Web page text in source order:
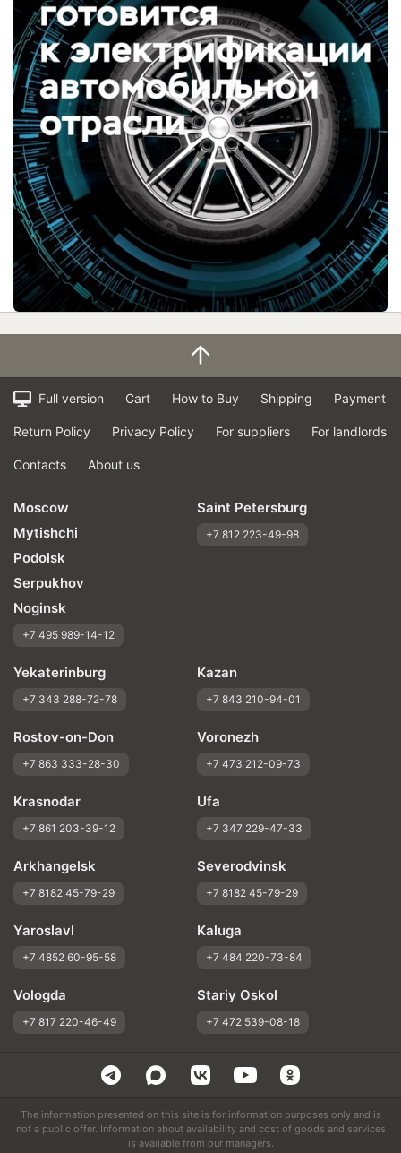
Full version Cart How to Buy Shipping Payment
Return Policy Privacy Policy For suppliers For landlords
Contacts About us
Moscow
Mytishchi
Podolsk
Serpukhov
Noginsk
+7 495 989-14-12
Saint Petersburg
+7 812 223-49-98
Yekaterinburg
+7 343 288-72-78
Kazan
+7 843 210-94-01
Rostov-on-Don
+7 863 333-28-30
Voronezh
+7 473 212-09-73
Krasnodar
+7 861 203-39-12
Ufa
+7 347 229-47-33
Arkhangelsk
+7 8182 45-79-29
Severodvinsk
+7 8182 45-79-29
Yaroslavl
+7 4852 60-95-58
Kaluga
+7 484 220-73-84
Vologda
+7 817 220-46-49
Stariy Oskol
+7 472 539-08-18
The information presented on this site is for information purposes only and is
not a public offer. Information about availability and cost of goods and services
is available from our managers.